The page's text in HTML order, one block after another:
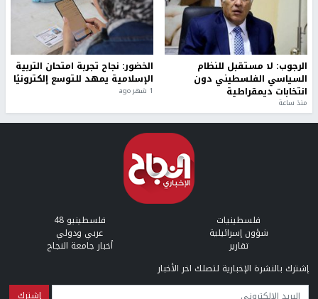
الرجوب: لا مستقبل للنظام
السياسي الفلسطيني دون
انتخابات ديمقراطية
منذ ساعة
الخضور: نجاح تجربة امتحان التربية
الإسلامية يمهد للتوسع إلكترونيًا
1 شهر ago
فلسطينيات فلسطينيو 48
شؤون إسرائيلية عربي ودولي
تقارير
أخبار جامعة النجاح
إشترك بالنشرة الإخبارية لتصلك اخر الأخبار
البريد الإلكتروني